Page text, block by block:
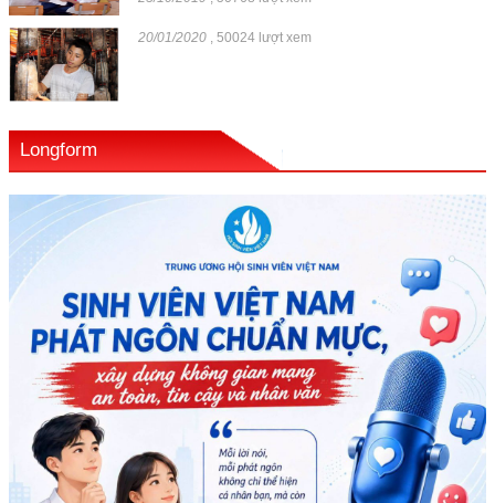
20/01/2020 50024 lượt xem
Longform